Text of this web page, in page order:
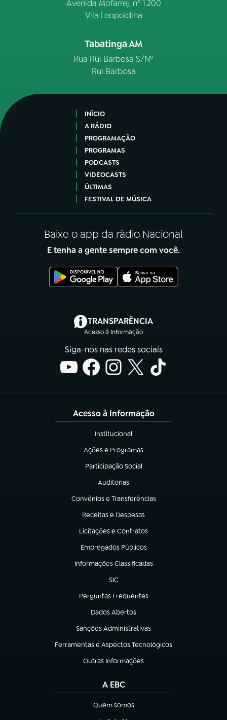
Avenida Mofarrej, nº 1.200
Vila Leopoldina
Tabatinga AM
Rua Rui Barbosa S/Nº
Rui Barbosa
INÍCIO
A RÁDIO
PROGRAMAÇÃO
PROGRAMAS
PODCASTS
VIDEOCASTS
ÚLTIMAS
FESTIVAL DE MÚSICA
Baixe o app da rádio Nacional
E tenha a gente sempre com você.
TRANSPARÊNCIA
Acesso à Informação
(abre em nova aba)
Siga-nos nas redes sociais
Acesso à Informação
Institucional
(abre em nova aba)
Ações e Programas
(abre em nova aba)
Participação Social
(abre em nova aba)
Auditorias
(abre em nova aba)
Convênios e Transferências
(abre em nova aba)
Receitas e Despesas
(abre em nova aba)
Licitações e Contratos
(abre em nova aba)
Empregados Públicos
(abre em nova aba)
Informações Classificadas
(abre em nova aba)
SIC
(abre em nova aba)
Perguntas Frequentes
(abre em nova aba)
Dados Abertos
(abre em nova aba)
Sanções Administrativas
(abre em nova aba)
Ferramentas e Aspectos Tecnológicos
(abre em nova aba)
Outras Informações
(abre em nova aba)
A EBC
Quem somos
(abre em nova aba)